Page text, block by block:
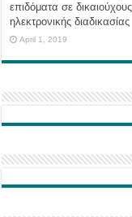
επιδόματα σε
ηλεκτρονικής διαδικασίας
April 1, 2019